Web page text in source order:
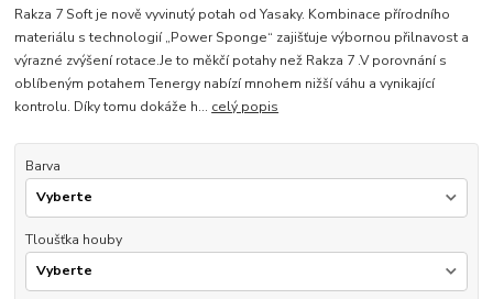
Rakza 7 Soft je nově vyvinutý potah od Yasaky. Kombinace přírodního
materiálu s technologií „Power Sponge“ zajišťuje výbornou přilnavost a
výrazné zvýšení rotace.Je to měkčí potahy než Rakza 7 .V porovnání s
oblíbeným potahem Tenergy nabízí mnohem nižší váhu a vynikající
kontrolu. Díky tomu dokáže h... celý popis
Barva
Tloušťka houby